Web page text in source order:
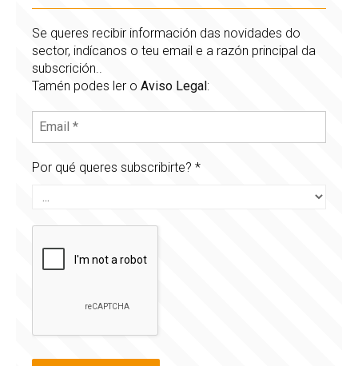
Se queres recibir información das novidades do
sector, indícanos o teu email e a razón principal da
subscrición..
Tamén podes ler o Aviso Legal:
Por qué queres subscribirte? *